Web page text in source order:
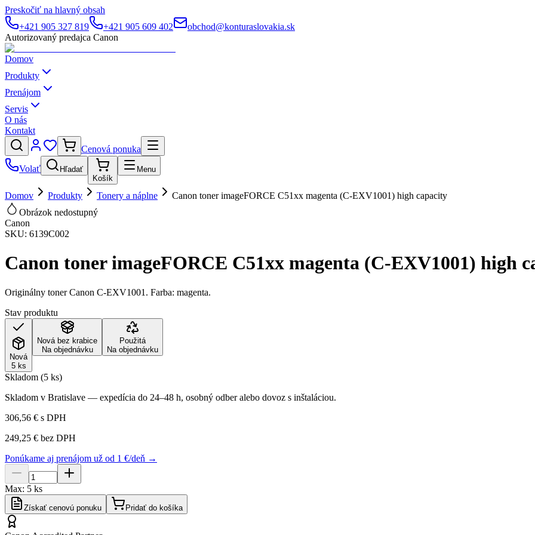
Preskočiť na hlavný obsah
+421 905 327 819
+421 905 609 402
obchod@konturaslovakia.sk
Autorizovaný predajca Canon
Domov
Produkty
Prenájom
Servis
O nás
Kontakt
Cenová ponuka
Volať
Hľadať
Košík
Menu
Domov Produkty Tonery a náplne
Canon toner imageFORCE C51xx magenta (C-EXV1001) high capacity
Obrázok nedostupný
Canon
SKU: 6139C002
Canon toner imageFORCE C51xx magenta (C-EXV1001) high
Originálny toner Canon C-EXV1001. Farba: magenta.
Stav produktu
Nová
5 ks
Nová bez krabice
Na objednávku
Použitá
Na objednávku
Skladom (5 ks)
Skladom v Bratislave — expedícia do 24–48 h, osobný odber alebo dovoz s inštaláciou.
306,56 € s DPH
249,25 € bez DPH
Ponúkame aj prenájom už od 1 €/deň →
Max: 5 ks
Získať cenovú ponuku Pridať do košíka